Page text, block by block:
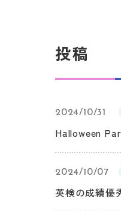
投稿
2024/10/31
Halloween
2024/10/07
英検の成績優